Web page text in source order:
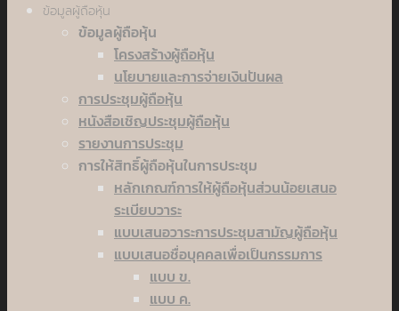
ข้อมูลผู้ถือหุ้น
ข้อมูลผู้ถือหุ้น
โครงสร้างผู้ถือหุ้น
นโยบายและการจ่ายเงินปันผล
การประชุมผู้ถือหุ้น
หนังสือเชิญประชุมผู้ถือหุ้น
รายงานการประชุม
การให้สิทธิ์ผู้ถือหุ้นในการประชุม
หลักเกณฑ์การให้ผู้ถือหุ้นส่วนน้อยเสนอ
ระเบียบวาระ
แบบเสนอวาระการประชุมสามัญผู้ถือหุ้น
แบบเสนอชื่อบุคคลเพื่อเป็นกรรมการ
แบบ ข.
แบบ ค.